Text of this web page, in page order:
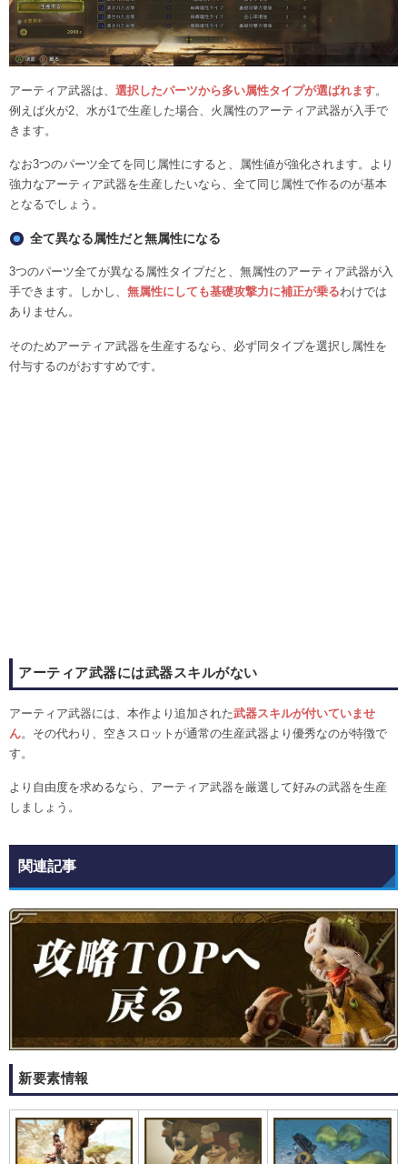
アーティア武器は、 選択したパーツから多い属性タイプが選ばれます。
例えば火が2、水が1で生産した場合、火属性のアーティア武器が入手で
きます。
なお3つのパーツ全てを同じ属性にすると、属性値が強化されます。より
強力なアーティア武器を生産したいなら、全て同じ属性で作るのが基本
となるでしょう。
全て異なる属性だと無属性になる
3つのパーツ全てが異なる属性タイプだと、無属性のアーティア武器が入
手できます。しかし、 無属性にしても基礎攻撃力に補正が乗るわけでは
ありません。
そのためアーティア武器を生産するなら、必ず同タイプを選択し属性を
付与するのがおすすめです。
アーティア武器には武器スキルがない
アーティア武器には、本作より追加された武器スキルが付いていませ
ん。その代わり、空きスロットが通常の生産武器より優秀なのが特徴で
す。
より自由度を求めるなら、アーティア武器を厳選して好みの武器を生産
しましょう。
関連記事
新要素情報